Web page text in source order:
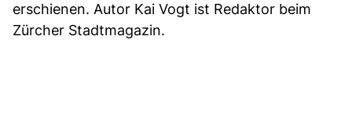
erschienen. Autor Kai Vogt ist Redaktor beim
Zürcher Stadtmagazin.